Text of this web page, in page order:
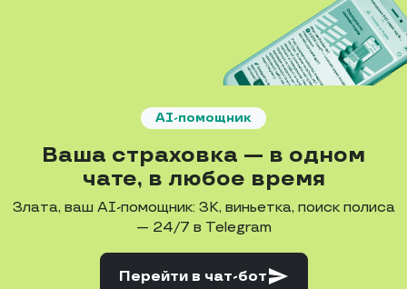
AI-помощник
Ваша страховка — в одном
чате, в любое время
Злата, ваш AI-помощник: ЗК, виньетка, поиск полиса
— 24/7 в Telegram
Перейти в чат-ботsend